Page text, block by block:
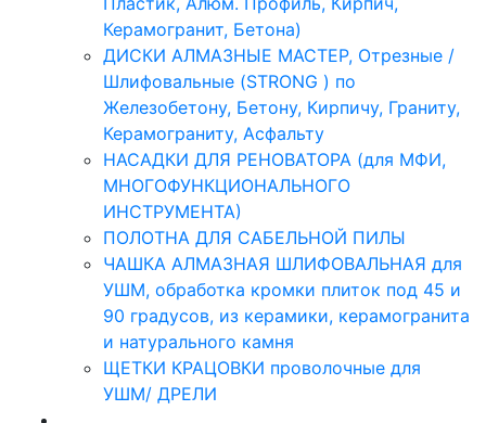
Керамогранит, Бетона)
ДИСКИ АЛМАЗНЫЕ МАСТЕР, Отрезные /
Шлифовальные (STRONG ) по
Железобетону, Бетону, Кирпичу, Граниту,
Керамограниту, Асфальту
НАСАДКИ ДЛЯ РЕНОВАТОРА (для МФИ,
МНОГОФУНКЦИОНАЛЬНОГО
ИНСТРУМЕНТА)
ПОЛОТНА ДЛЯ САБЕЛЬНОЙ ПИЛЫ
ЧАШКА АЛМАЗНАЯ ШЛИФОВАЛЬНАЯ для
УШМ, обработка кромки плиток под 45 и
90 градусов, из керамики, керамогранита
и натурального камня
ЩЕТКИ КРАЦОВКИ проволочные для
УШМ/ ДРЕЛИ